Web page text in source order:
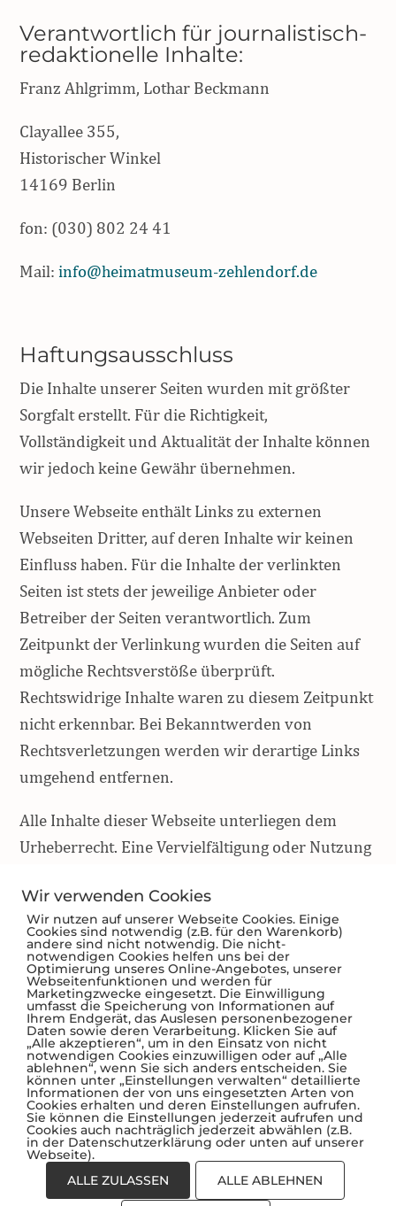
Verantwortlich für journalistisch-
redaktionelle Inhalte:
Franz Ahlgrimm, Lothar Beckmann
Clayallee 355,
Historischer Winkel
14169 Berlin
fon: (030) 802 24 41
Mail:info@heimatmuseum-zehlendorf.de
Haftungsausschluss
Die Inhalte unserer Seiten wurden mit größter
Sorgfalt erstellt. Für die Richtigkeit,
Vollständigkeit und Aktualität der Inhalte können
wir jedoch keine Gewähr übernehmen.
Unsere Webseite enthält Links zu externen
Webseiten Dritter, auf deren Inhalte wir keinen
Einfluss haben. Für die Inhalte der verlinkten
Seiten ist stets der jeweilige Anbieter oder
Betreiber der Seiten verantwortlich. Zum
Zeitpunkt der Verlinkung wurden die Seiten auf
mögliche Rechtsverstöße überprüft.
Rechtswidrige Inhalte waren zu diesem Zeitpunkt
nicht erkennbar. Bei Bekanntwerden von
Rechtsverletzungen werden wir derartige Links
umgehend entfernen.
Alle Inhalte dieser Webseite unterliegen dem
Urheberrecht. Eine Vervielfältigung oder Nutzung
gestattet.
© 2026 - Heimatmuseum Zehlendorf e.V. (1886)
Datenschutzerklärung
Impressum
Wir verwenden Cookies
Wir nutzen auf unserer Webseite Cookies. Einige
Cookies sind notwendig (z.B. für den Warenkorb)
andere sind nicht notwendig. Die nicht-
notwendigen Cookies helfen uns bei der
Optimierung unseres Online-Angebotes, unserer
Webseitenfunktionen und werden für
Marketingzwecke eingesetzt. Die Einwilligung
umfasst die Speicherung von Informationen auf
Ihrem Endgerät, das Auslesen personenbezogener
Daten sowie deren Verarbeitung. Klicken Sie auf
„Alle akzeptieren“, um in den Einsatz von nicht
notwendigen Cookies einzuwilligen oder auf „Alle
ablehnen“, wenn Sie sich anders entscheiden. Sie
können unter „Einstellungen verwalten“ detaillierte
Informationen der von uns eingesetzten Arten von
Cookies erhalten und deren Einstellungen aufrufen.
Sie können die Einstellungen jederzeit aufrufen und
Cookies auch nachträglich jederzeit abwählen (z.B.
in der Datenschutzerklärung oder unten auf unserer
Webseite).
ALLE ZULASSEN
ALLE ABLEHNEN